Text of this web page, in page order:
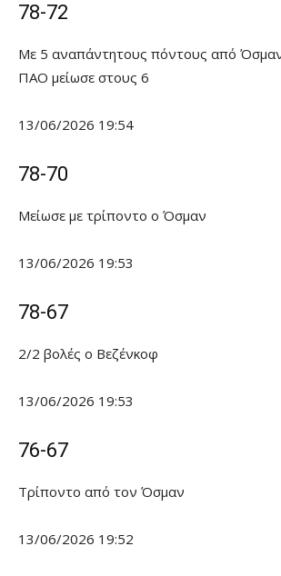
78-72
Με 5 αναπάντητους πόντους από
ΠΑΟ μείωσε στους 6
13/06/2026 19:54
78-70
Μείωσε με τρίποντο ο Όσμαν
13/06/2026 19:53
78-67
2/2 βολές ο Βεζένκοφ
13/06/2026 19:53
76-67
Τρίποντο από τον Όσμαν
13/06/2026 19:52